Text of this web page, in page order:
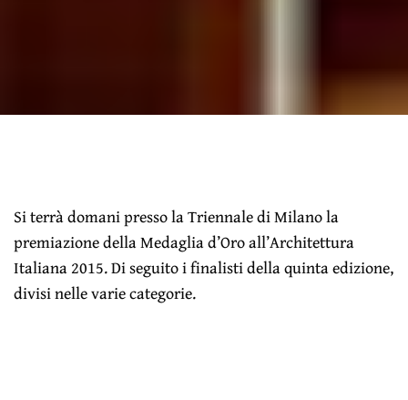
Si terrà domani presso la Triennale di Milano la
premiazione della Medaglia d’Oro all’Architettura
Italiana 2015. Di seguito i finalisti della quinta edizione,
divisi nelle varie categorie.